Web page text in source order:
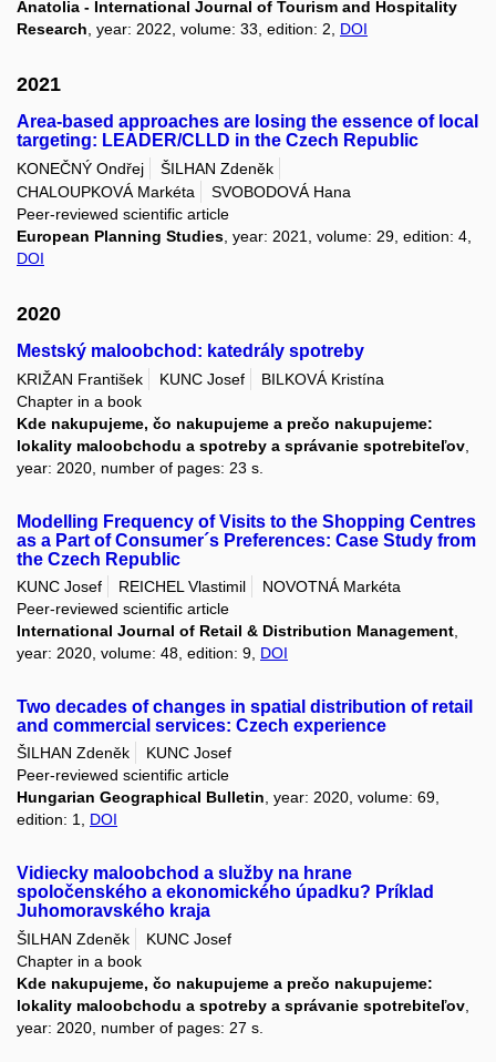
Anatolia - International Journal of Tourism and Hospitality
Research , year: 2022, volume: 33, edition: 2, DOI
2021
Area-based approaches are losing the essence of local
targeting: LEADER/CLLD in the Czech Republic
KONEČNÝ Ondřej
ŠILHAN Zdeněk
CHALOUPKOVÁ Markéta
SVOBODOVÁ Hana
Peer-reviewed scientific article
European Planning Studies , year: 2021, volume: 29, edition: 4,
DOI
2020
Mestský maloobchod: katedrály spotreby
KRIŽAN František KUNC Josef
BILKOVÁ Kristína
Chapter in a book
Kde nakupujeme, čo nakupujeme a prečo nakupujeme:
lokality maloobchodu a spotreby a správanie spotrebiteľov
year: 2020, number of pages: 23 s.
Modelling Frequency of Visits to the Shopping Centres
as a Part of Consumer´s Preferences: Case Study from
the Czech Republic
KUNC Josef REICHEL Vlastimil
NOVOTNÁ Markéta
Peer-reviewed scientific article
International Journal of Retail & Distribution Management
year: 2020, volume: 48, edition: 9, DOI
Two decades of changes in spatial distribution of retail
and commercial services: Czech experience
ŠILHAN Zdeněk
KUNC Josef
Peer-reviewed scientific article
Hungarian Geographical Bulletin, year: 2020, volume: 69,
edition: 1, DOI
Vidiecky maloobchod a služby na hrane
spoločenského a ekonomického úpadku? Príklad
Juhomoravského kraja
ŠILHAN Zdeněk
KUNC Josef
Chapter in a book
Kde nakupujeme, čo nakupujeme a prečo nakupujeme:
lokality maloobchodu a spotreby a správanie spotrebiteľov
year: 2020, number of pages: 27 s.